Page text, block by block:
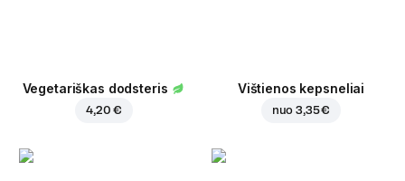
Vegetariškas dodsteris
4,20 €
Vištienos kepsneliai
nuo3,35 €